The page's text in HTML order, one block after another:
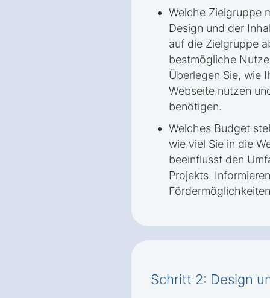
Welche Zielgruppe
Design und der
auf die Zielgruppe
bestmögliche
Überlegen Sie, wie
Webseite nutzen
benötigen.
Welches Budget
wie viel Sie in die
beeinflusst den
Projekts.
Schritt 2: Design